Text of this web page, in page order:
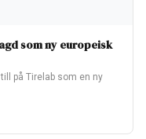
som ny europeisk
på Tirelab som en ny